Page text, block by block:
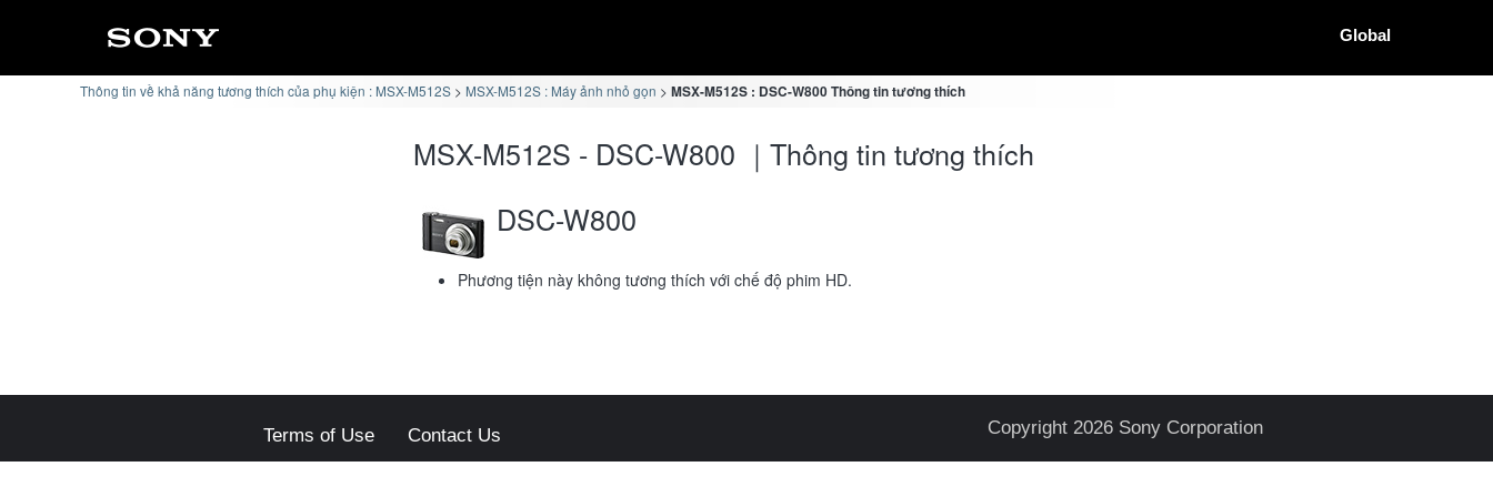
Global
Thông tin về khả năng tương thích của phụ kiện : MSX-M512S MSX-M512S : Máy ảnh nhỏ gọn MSX-M512S : DSC-W800 Thông tin tương thích
MSX-M512S - DSC-W800 ｜Thông tin tương thích
DSC-W800
Phương tiện này không tương thích với chế độ phim HD.
Terms of Use Contact Us Copyright 2026 Sony Corporation